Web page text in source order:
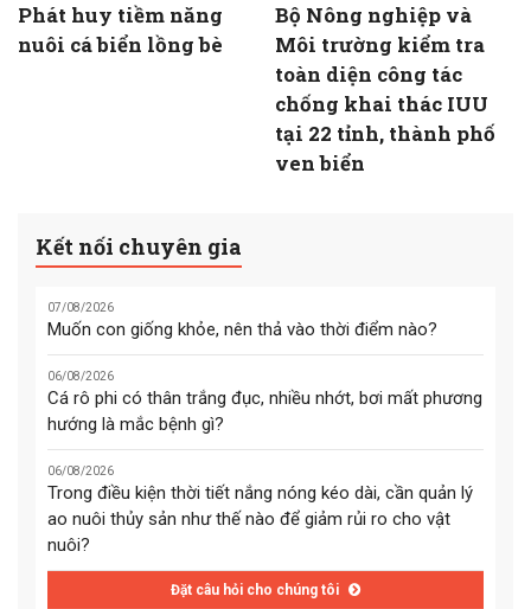
Phát huy tiềm năng
nuôi cá biển lồng bè
Bộ Nông nghiệp và
Môi trường kiểm tra
toàn diện công tác
chống khai thác IUU
tại 22 tỉnh, thành phố
ven biển
Kết nối chuyên gia
07/08/2026
Muốn con giống khỏe, nên thả vào thời điểm nào?
06/08/2026
Cá rô phi có thân trắng đục, nhiều nhớt, bơi mất phương
hướng là mắc bệnh gì?
06/08/2026
Trong điều kiện thời tiết nắng nóng kéo dài, cần quản lý
ao nuôi thủy sản như thế nào để giảm rủi ro cho vật
nuôi?
Đặt câu hỏi cho chúng tôi